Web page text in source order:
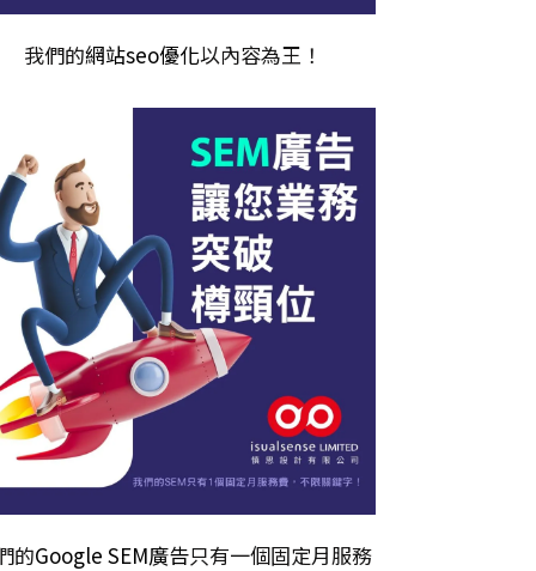
我們的網站seo優化以內容為王！
的Google SEM廣告只有一個固定月服務